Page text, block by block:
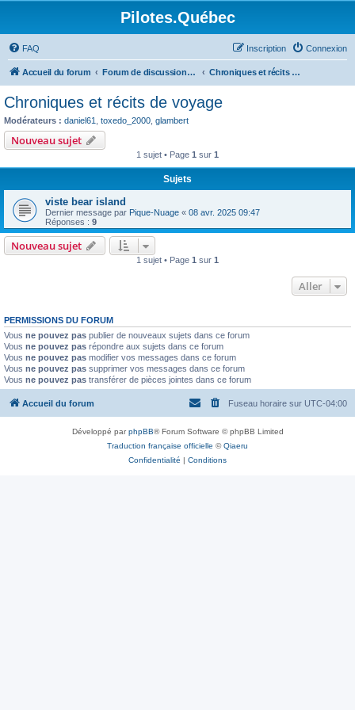
Pilotes.Québec
FAQ Connexion
Inscription
Accueil du forum Forum de discussions sur l'aviation générale Chroniques et récits de voyage
Chroniques et récits de voyage
Modérateurs : daniel61 toxedo_2000 glambert
Nouveau sujet
1 sujet • Page 1 sur 1
Sujets
viste bear island
Dernier message par Pique-Nuage « 08 avr. 2025 09:47
Réponses : 9
Nouveau sujet
1 sujet • Page 1 sur 1
Aller
PERMISSIONS DU FORUM
Vous ne pouvez pas publier de nouveaux sujets dans ce forum
Vous ne pouvez pas répondre aux sujets dans ce forum
Vous ne pouvez pas modifier vos messages dans ce forum
Vous ne pouvez pas supprimer vos messages dans ce forum
Vous ne pouvez pas transférer de pièces jointes dans ce forum
Accueil du forum Fuseau horaire sur UTC-04:00
Développé parphpBB® Forum Software © phpBB Limited
Traduction française officielle ©Qiaeru
Confidentialité | Conditions